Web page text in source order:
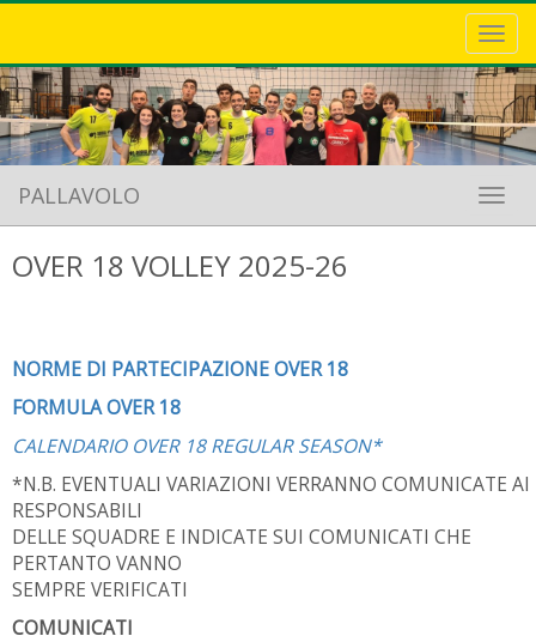
PALLAVOLO
OVER 18 VOLLEY 2025-26
NORME DI PARTECIPAZIONE OVER 18
FORMULA OVER 18
CALENDARIO OVER 18 REGULAR SEASON*
*N.B. EVENTUALI VARIAZIONI VERRANNO COMUNICATE AI
RESPONSABILI
DELLE SQUADRE E INDICATE SUI COMUNICATI CHE
PERTANTO VANNO
SEMPRE VERIFICATI
COMUNICATI